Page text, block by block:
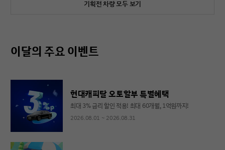
기획전 차량 모두 보기
이달의 주요 이벤트
현대캐피탈 오토할부 특별혜택
최대 3% 금리 할인 적용! 최대 60개월, 1억원까지!
2026.08.01 ~ 2026.08.31